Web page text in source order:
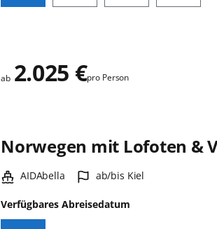
ab 2.025 €pro Person
Norwegen mit Lofoten &
Schiff:
AIDAbella Hafen:
ab/bis Kiel
Verfügbares Abreisedatum